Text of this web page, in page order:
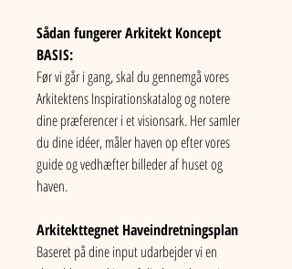
Sådan fungerer Arkitekt Koncept
BASIS:​
Før vi går i gang, skal du gennemgå vores
Arkitektens Inspirationskatalog og notere
dine præferencer i et visionsark. Her samler
du dine idéer, måler haven op efter vores
guide og vedhæfter billeder af huset og
haven.
Arkitekttegnet Haveindretningsplan
Baseret på dine input udarbejder vi en